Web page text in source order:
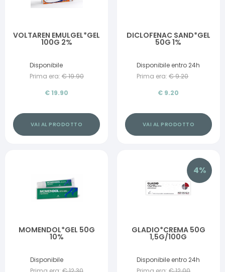
VOLTAREN EMULGEL*GEL
100G 2%
Disponibile
Prima era: €19.90
€ 19.90
VAI AL PRODOTTO
DICLOFENAC SAND*GEL
50G 1%
Disponibile entro 24h
Prima era: €9.20
€ 9.20
VAI AL PRODOTTO
MOMENDOL*GEL 50G
10%
Disponibile
4%
GLADIO*CREMA 50G
1,5G/100G
Disponibile entro 24h